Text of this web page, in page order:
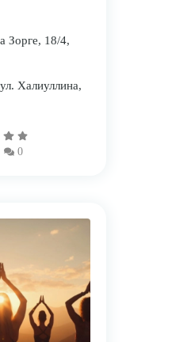
Зорге, 18/4,
Халиуллина,
0